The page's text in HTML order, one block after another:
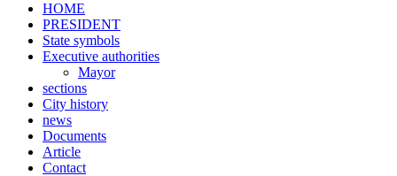
HOME
PRESIDENT
State symbols
Executive authorities
Mayor
sections
City ​​history
news
Documents
Article
Contact